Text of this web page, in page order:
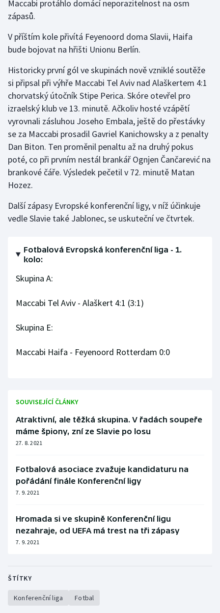
Gymnastika
Jezdectví
Judo
Krasobruslení
Lezení
Lyže a snowboard
Moderní pětiboj
Olympijské hry
Plavání
Plážový volejbal
Rychlobruslení
Rychlostní kanoistika
Sportovní střelba
Stolní tenis
Veslování
Volejbal
Ostatní
Maccabi protáhlo domácí neporazitelnost na osm
zápasů.
V příštím kole přivítá Feyenoord doma Slavii, Haifa
bude bojovat na hřišti Unionu Berlín.
Historicky první gól ve skupinách nově vzniklé soutěže
si připsal při výhře Maccabi Tel Aviv nad Alaškertem 4:1
chorvatský útočník Stipe Perica. Skóre otevřel pro
izraelský klub ve 13. minutě. Ačkoliv hosté vzápětí
vyrovnali zásluhou Joseho Embala, ještě do přestávky
se za Maccabi prosadil Gavriel Kanichowsky a z penalty
Dan Biton. Ten proměnil penaltu až na druhý pokus
poté, co při prvním nestál brankář Ognjen Čančarević na
brankové čáře. Výsledek pečetil v 72. minutě Matan
Hozez.
Další zápasy Evropské konferenční ligy, v níž účinkuje
vedle Slavie také Jablonec, se uskuteční ve čtvrtek.
Fotbalová Evropská konferenční liga - 1.
kolo:
Skupina A:
Maccabi Tel Aviv - Alaškert 4:1 (3:1)
Skupina E:
Maccabi Haifa - Feyenoord Rotterdam 0:0
SOUVISEJÍCÍ ČLÁNKY
Atraktivní, ale těžká skupina. V řadách soupeře
máme špiony, zní ze Slavie po losu
27. 8. 2021
Fotbalová asociace zvažuje kandidaturu na
pořádání finále Konferenční ligy
7. 9. 2021
Hromada si ve skupině Konferenční ligu
nezahraje, od UEFA má trest na tři zápasy
7. 9. 2021
ŠTÍTKY
Konferenční liga Fotbal